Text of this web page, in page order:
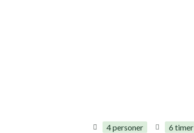
4 personer 6 timer